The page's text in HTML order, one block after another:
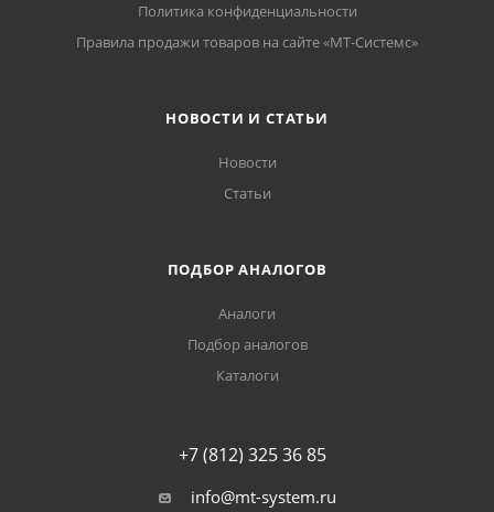
Политика конфиденциальности
Правила продажи товаров на сайте «МТ-Системс»
НОВОСТИ И СТАТЬИ
Новости
Статьи
ПОДБОР АНАЛОГОВ
Аналоги
Подбор аналогов
Каталоги
+7 (812) 325 36 85
info@mt-system.ru